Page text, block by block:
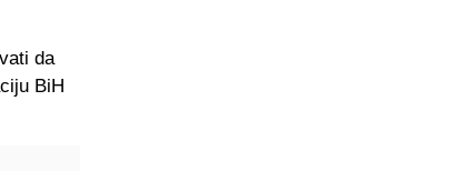
da
BiH